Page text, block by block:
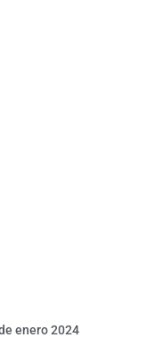
enero 2024